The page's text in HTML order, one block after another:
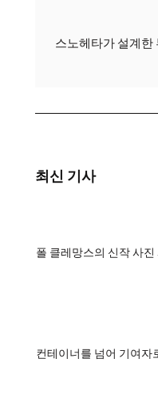
스노헤타가 설계한
최신 기사
폴 클레망스의 신작 사
컨테이너를 넘어 기여자